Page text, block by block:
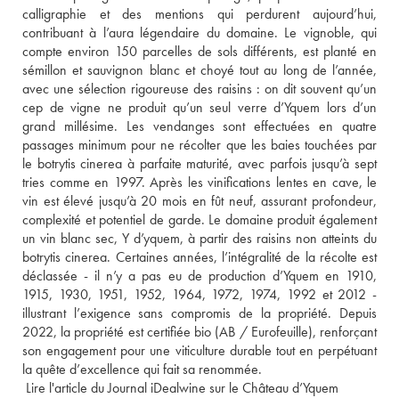
calligraphie et des mentions qui perdurent aujourd’hui,
contribuant à l’aura légendaire du domaine. Le vignoble, qui
compte environ 150 parcelles de sols différents, est planté en
sémillon et sauvignon blanc et choyé tout au long de l’année,
avec une sélection rigoureuse des raisins : on dit souvent qu’un
cep de vigne ne produit qu’un seul verre d’Yquem lors d’un
grand millésime. Les vendanges sont effectuées en quatre
passages minimum pour ne récolter que les baies touchées par
le botrytis cinerea à parfaite maturité, avec parfois jusqu’à sept
tries comme en 1997. Après les vinifications lentes en cave, le
vin est élevé jusqu’à 20 mois en fût neuf, assurant profondeur,
complexité et potentiel de garde. Le domaine produit également
un vin blanc sec, Y d’yquem, à partir des raisins non atteints du
botrytis cinerea. Certaines années, l’intégralité de la récolte est
déclassée - il n’y a pas eu de production d’Yquem en 1910,
1915, 1930, 1951, 1952, 1964, 1972, 1974, 1992 et 2012 -
illustrant l’exigence sans compromis de la propriété. Depuis
2022, la propriété est certifiée bio (AB / Eurofeuille), renforçant
son engagement pour une viticulture durable tout en perpétuant
la quête d’excellence qui fait sa renommée.
Lire l'article du Journal iDealwine sur le Château d’Yquem